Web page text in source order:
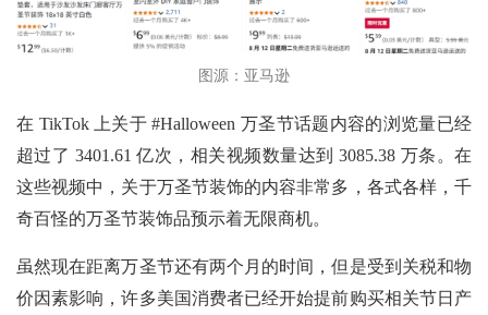
图 源：亚马逊
在 TikTok 上关于 #Halloween 万圣节话题内容的浏览量已经
超过了 3401.61 亿次，相关视频数量达到 3085.38 万条。在
这些视频中，关于万圣节装饰的内容非常多，各式各样，千
奇百怪的万圣节装饰品预示着无限商机。
虽然现在距离万圣节还有两个月的时间，但是受到关税和物
价因素影响，许多美国消费者已经开始提前购买相关节日产